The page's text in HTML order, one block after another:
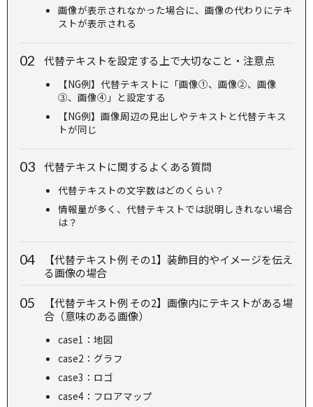
画像が表示されなかった場合に、画像の代わりにテキ
ストが表示される
代替テキストを設定する上で大切なこと・注意点
【NG例】代替テキストに「画像①、画像②、画像
③、画像④」と設定する
【NG例】画像周辺の見出しやテキストと代替テキス
トが同じ
代替テキストに関するよくある質問
代替テキストの文字数はどのくらい？
情報量が多く、代替テキストでは説明しきれない場合
は？
【代替テキスト例 その1】装飾目的やイメージを伝え
る画像の場合
【代替テキスト例 その2】画像内にテキストがある場
合（意味のある画像）
case1：地図
case2：グラフ
case3：ロゴ
case4：フロアマップ